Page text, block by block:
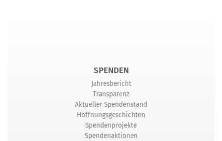
SPENDEN
Jahresbericht
Transparenz
Aktueller Spendenstand
Hoffnungsgeschichten
Spendenprojekte
Spendenaktionen